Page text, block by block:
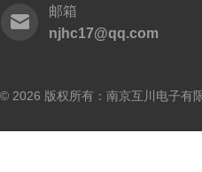
邮箱
njhc17@qq.com
© 2026 版权所有：南京互川电子有